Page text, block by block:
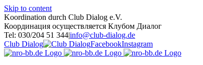
Skip to content
Koordination durch Club Dialog e.V.
Координация осуществляется Клубом Диалог
Tel: 030/204 51 344|info@club-dialog.de
Club Dialog
FacebookInstagram